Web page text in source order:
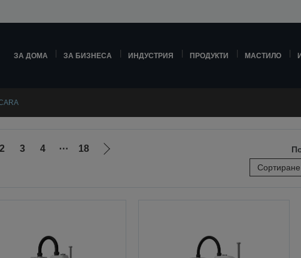
ЗА ДОМА ЗА БИЗНЕСА ИНДУСТРИЯ ПРОДУКТИ МАСТИЛО
2 3 4 ⋯ 18
Отиди